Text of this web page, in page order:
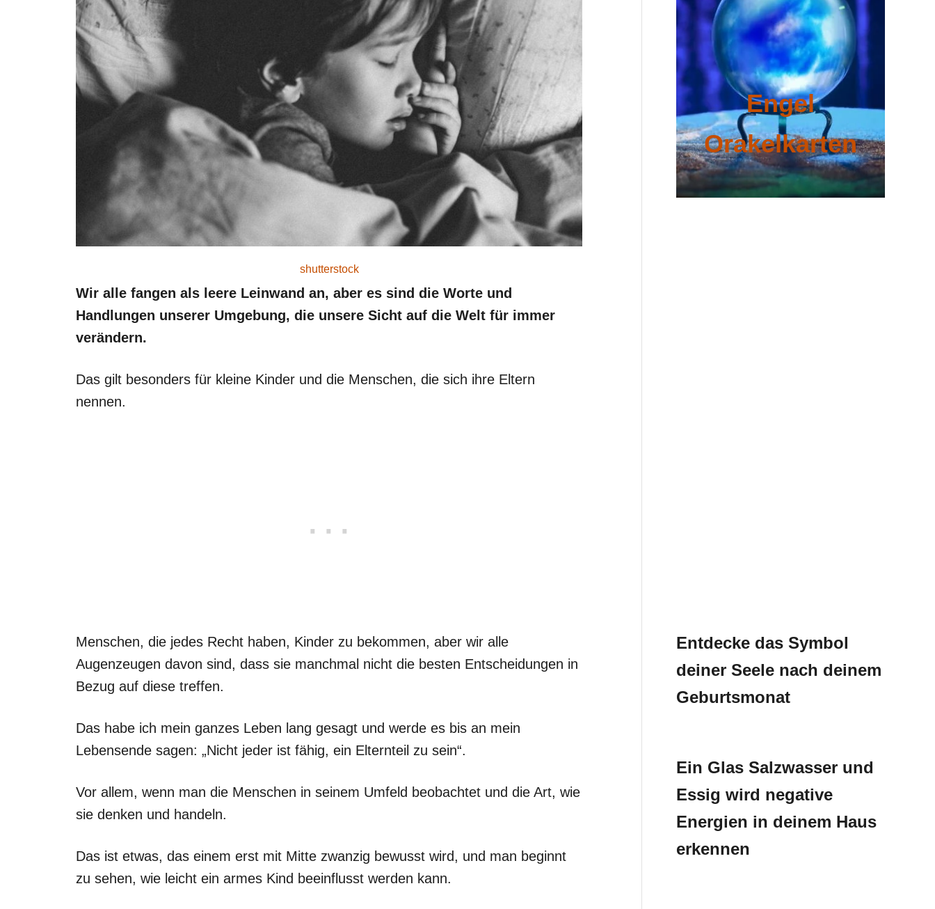
shutterstock
Wir alle fangen als leere Leinwand an, aber es sind die Worte und
Handlungen unserer Umgebung, die unsere Sicht auf die Welt für immer
verändern.
Das gilt besonders für kleine Kinder und die Menschen, die sich ihre Eltern
nennen.
Menschen, die jedes Recht haben, Kinder zu bekommen, aber wir alle
Augenzeugen davon sind, dass sie manchmal nicht die besten Entscheidungen in
Bezug auf diese treffen.
Das habe ich mein ganzes Leben lang gesagt und werde es bis an mein
Lebensende sagen: „Nicht jeder ist fähig, ein Elternteil zu sein“.
Vor allem, wenn man die Menschen in seinem Umfeld beobachtet und die Art, wie
sie denken und handeln.
Das ist etwas, das einem erst mit Mitte zwanzig bewusst wird, und man beginnt
zu sehen, wie leicht ein armes Kind beeinflusst werden kann.
Engel
Orakelkarten
Entdecke das Symbol
deiner Seele nach deinem
Geburtsmonat
Ein Glas Salzwasser und
Essig wird negative
Energien in deinem Haus
erkennen